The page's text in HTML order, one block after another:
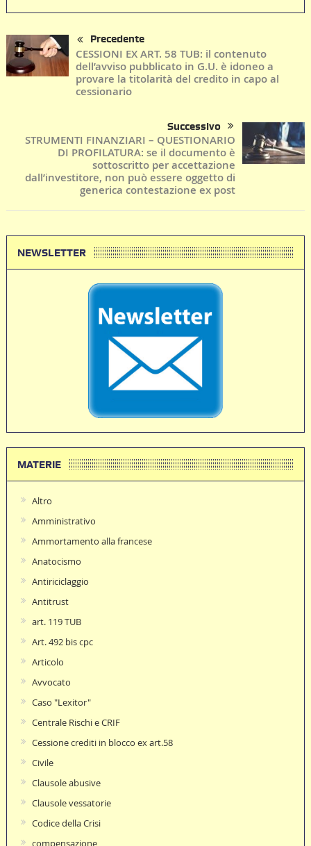
Precedente
CESSIONI EX ART. 58 TUB: il contenuto
dell’avviso pubblicato in G.U. è idoneo a
provare la titolarità del credito in capo al
cessionario
Successivo
STRUMENTI FINANZIARI – QUESTIONARIO
DI PROFILATURA: se il documento è
sottoscritto per accettazione
dall’investitore, non può essere oggetto di
generica contestazione ex post
NEWSLETTER
MATERIE
Altro
Amministrativo
Ammortamento alla francese
Anatocismo
Antiriciclaggio
Antitrust
art. 119 TUB
Art. 492 bis cpc
Articolo
Avvocato
Caso "Lexitor"
Centrale Rischi e CRIF
Cessione crediti in blocco ex art.58
Civile
Clausole abusive
Clausole vessatorie
Codice della Crisi
compensazione